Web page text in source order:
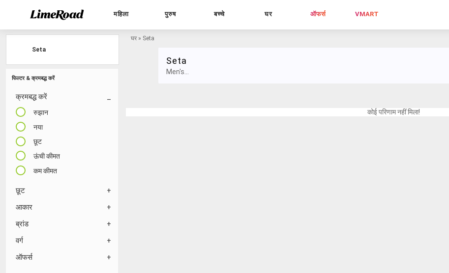
महिला पुरुष बच्चे घर ऑफर्स VMART
फिल्टर & क्रमबद्ध करें
क्रमबद्ध करें
रुझान
नया
छूट
ऊंची कीमत
कम कीमत
छूट
आकार
ब्रांड
वर्ग
ऑफर्स
घर » Seta
Seta
Men's...
Seta
कोई परिणाम नहीं मिला!